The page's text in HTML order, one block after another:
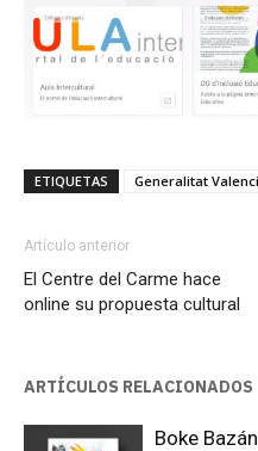
ETIQUETAS Generalitat
Artículo anterior
El Centre del Carme hace
online su propuesta cultural
ARTÍCULOS RELACIONADOS
Boke